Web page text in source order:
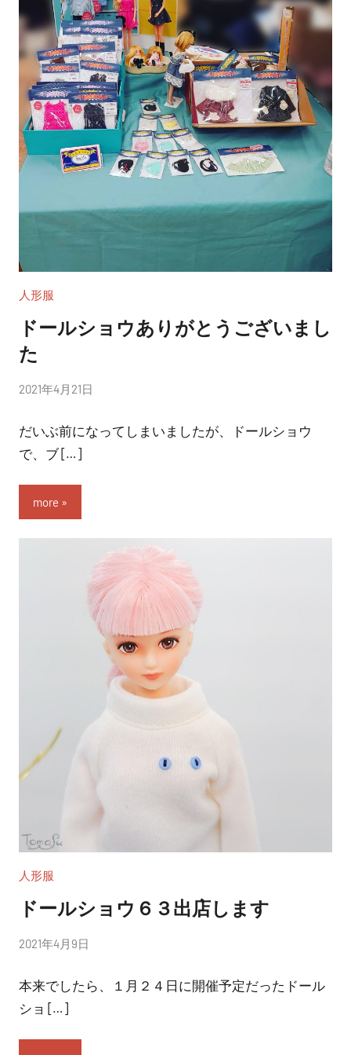
人形服
ドールショウありがとうございまし
た
投
者:
nitchom
2021年4月21日
だいぶ前になってしまいましたが、ドールショウ
で、ブ […]
more
人形服
ドールショウ６３出店します
投
者:
nitchom
2021年4月9日
本来でしたら、１月２４日に開催予定だったドール
ショ […]